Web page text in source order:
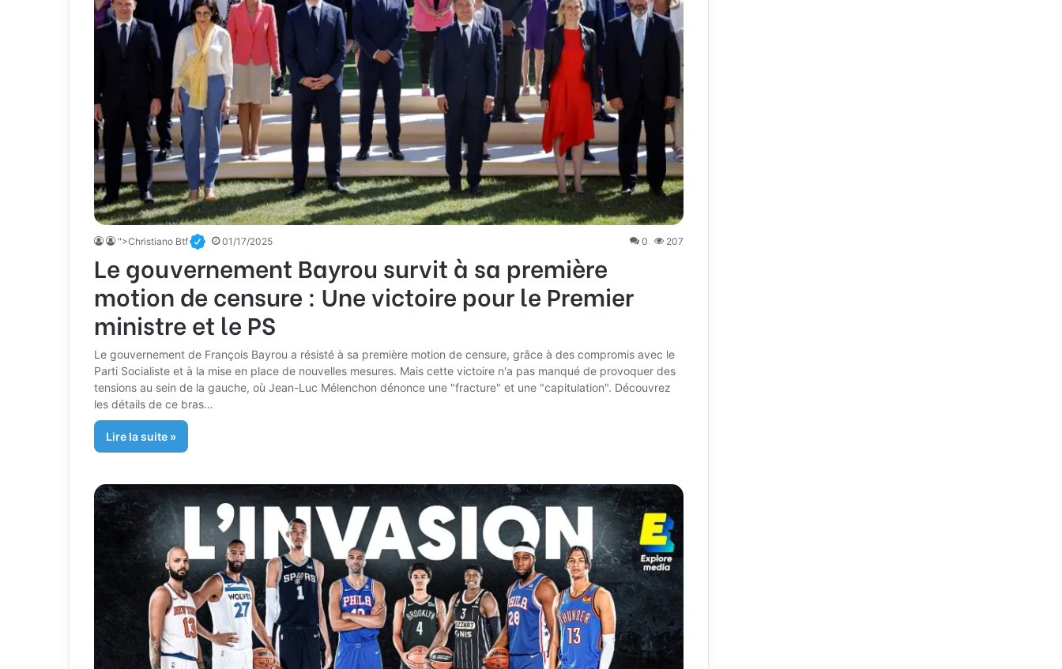
">Christiano Btf 01/17/2025 0 207
Le gouvernement Bayrou survit à sa première
motion de censure : Une victoire pour le Premier
ministre et le PS
Le gouvernement de François Bayrou a résisté à sa première motion de censure, grâce à des compromis avec le
Parti Socialiste et à la mise en place de nouvelles mesures. Mais cette victoire n'a pas manqué de provoquer des
tensions au sein de la gauche, où Jean-Luc Mélenchon dénonce une "fracture" et une "capitulation". Découvrez
les détails de ce bras…
Lire la suite »